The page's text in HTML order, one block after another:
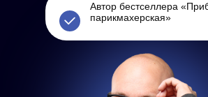
Автор бестселлера
парикмахерская»